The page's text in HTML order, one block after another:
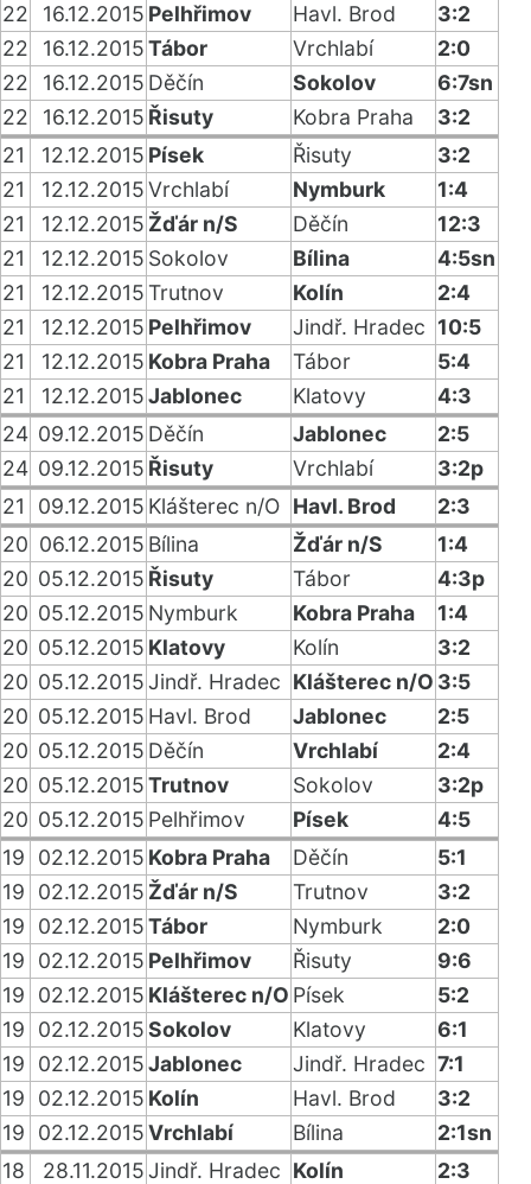
22
16.12.2015 Pelhřimov Havl. Brod
3:2
22
16.12.2015Tábor Vrchlabí
2:0
22
16.12.2015 Děčín Sokolov
6:7sn
22
16.12.2015 Řisuty Kobra Praha
3:2
21
12.12.2015 Písek Řisuty
3:2
21
12.12.2015Vrchlabí Nymburk
1:4
21
12.12.2015 Žďár n/S Děčín
12:3
21
12.12.2015 Sokolov Bílina
4:5sn
21
12.12.2015Trutnov Kolín
2:4
21
12.12.2015 Pelhřimov Jindř. Hradec 10:5
21
12.12.2015 Kobra Praha Tábor
5:4
21
12.12.2015Jablonec Klatovy
4:3
24 09.12.2015 Děčín Jablonec
2:5
24 09.12.2015 Řisuty Vrchlabí
3:2p
21
09.12.2015 Klášterec n/O Havl. Brod
2:3
20 06.12.2015 Bílina Žďár n/S
1:4
20 05.12.2015 Řisuty Tábor
4:3p
20 05.12.2015 Nymburk Kobra Praha
1:4
20 05.12.2015 Klatovy Kolín
3:2
20 05.12.2015Jindř. Hradec Klášterec n/O 3:5
20 05.12.2015 Havl. Brod Jablonec
2:5
20 05.12.2015 Děčín Vrchlabí
2:4
20 05.12.2015Trutnov Sokolov
3:2p
20 05.12.2015 Pelhřimov Písek
4:5
19
02.12.2015 Kobra Praha Děčín
5:1
19
02.12.2015 Žďár n/S Trutnov
3:2
19
02.12.2015Tábor Nymburk
2:0
19
02.12.2015 Pelhřimov Řisuty
9:6
19
02.12.2015 Klášterec n/O Písek
5:2
19
02.12.2015Sokolov Klatovy
6:1
19
02.12.2015Jablonec Jindř. Hradec 7:1
19
02.12.2015 Kolín Havl. Brod
3:2
19
02.12.2015Vrchlabí Bílina
2:1sn
18
28.11.2015Jindř. Hradec Kolín
2:3